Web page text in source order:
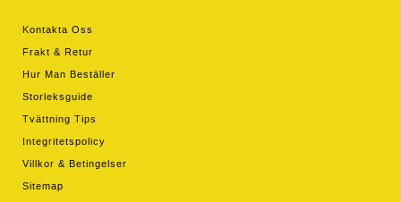
Kontakta Oss
Frakt & Retur
Hur Man Beställer
Storleksguide
Tvättning Tips
Integritetspolicy
Villkor & Betingelser
Sitemap